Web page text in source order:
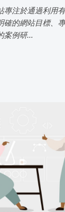
專注於通過利用
確的網站目標、
案例研...